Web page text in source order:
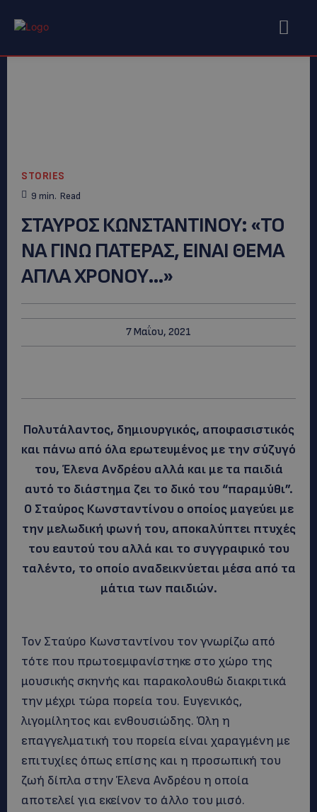
STORIES
9 min. Read
ΣΤΑΥΡΟΣ ΚΩΝΣΤΑΝΤΙΝΟΥ: «ΤΟ
ΝΑ ΓΙΝΩ ΠΑΤΕΡΑΣ, ΕΙΝΑΙ ΘΕΜΑ
ΑΠΛΑ ΧΡΟΝΟΥ…»
7 Μαΐου, 2021
Πολυτάλαντος, δημιουργικός, αποφασιστικός
και πάνω από όλα ερωτευμένος με την σύζυγό
του, Έλενα Ανδρέου αλλά και με τα παιδιά
αυτό το διάστημα ζει το δικό του “παραμύθι”.
Ο Σταύρος Κωνσταντίνου ο οποίος μαγεύει με
την μελωδική φωνή του, αποκαλύπτει πτυχές
του εαυτού του αλλά και το συγγραφικό του
ταλέντο, το οποίο αναδεικνύεται μέσα από τα
μάτια των παιδιών.
Τον Σταύρο Κωνσταντίνου τον γνωρίζω από
τότε που πρωτοεμφανίστηκε στο χώρο της
μουσικής σκηνής και παρακολουθώ διακριτικά
την μέχρι τώρα πορεία του. Ευγενικός,
λιγομίλητος και ενθουσιώδης. Όλη η
επαγγελματική του πορεία είναι χαραγμένη με
επιτυχίες όπως επίσης και η προσωπική του
ζωή δίπλα στην Έλενα Ανδρέου η οποία
αποτελεί για εκείνον το άλλο του μισό.